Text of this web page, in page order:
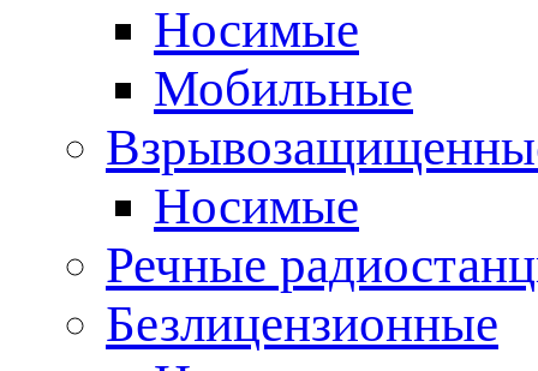
Носимые
Мобильные
Носимые
Речные
Безлицензионные